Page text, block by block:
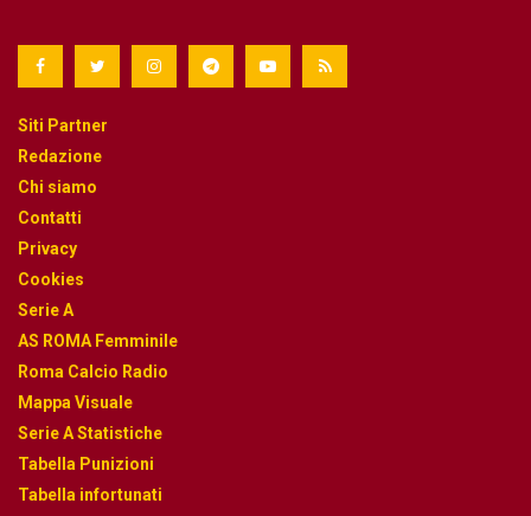
Siti Partner
Redazione
Chi siamo
Contatti
Privacy
Cookies
Serie A
AS ROMA Femminile
Roma Calcio Radio
Mappa Visuale
Serie A Statistiche
Tabella Punizioni
Tabella infortunati